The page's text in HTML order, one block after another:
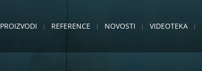
PROIZVODI REFERENCE NOVOSTI VIDEOTEKA